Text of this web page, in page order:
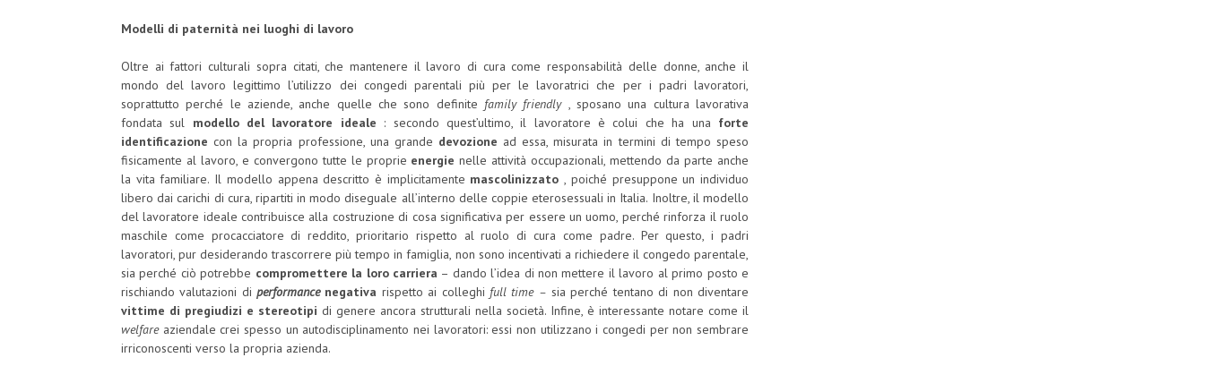
Modelli di paternità nei luoghi di lavoro
Oltre ai fattori culturali sopra citati, che mantenere il lavoro di cura come responsabilità delle donne, anche il
mondo del lavoro legittimo l’utilizzo dei congedi parentali più per le lavoratrici che per i padri lavoratori,
soprattutto perché le aziende, anche quelle che sono definite family friendly, sposano una cultura lavorativa
fondata sul modello del lavoratore ideale : secondo quest’ultimo, il lavoratore è colui che ha una forte
identificazione con la propria professione, una grande devozione ad essa, misurata in termini di tempo speso
fisicamente al lavoro, e convergono tutte le proprie energie nelle attività occupazionali, mettendo da parte anche
la vita familiare. Il modello appena descritto è implicitamente mascolinizzato , poiché presuppone un individuo
libero dai carichi di cura, ripartiti in modo diseguale all’interno delle coppie eterosessuali in Italia. Inoltre, il modello
del lavoratore ideale contribuisce alla costruzione di cosa significativa per essere un uomo, perché rinforza il ruolo
maschile come procacciatore di reddito, prioritario rispetto al ruolo di cura come padre. Per questo, i padri
lavoratori, pur desiderando trascorrere più tempo in famiglia, non sono incentivati ​​a richiedere il congedo parentale,
sia perché ciò potrebbe compromettere la loro carriera – dando l’idea di non mettere il lavoro al primo posto e
rischiando valutazioni diperformancenegativa rispetto ai colleghi full time – sia perché tentano di non diventare
vittime di pregiudizi e stereotipi di genere ancora strutturali nella società. Infine, è interessante notare come il
welfareaziendale crei spesso un autodisciplinamento nei lavoratori: essi non utilizzano i congedi per non sembrare
irriconoscenti verso la propria azienda.